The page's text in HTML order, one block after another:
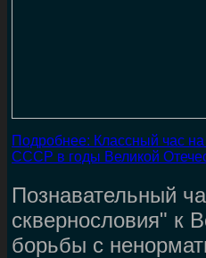
Подробнее: Классный час
СССР в годы Великой
Познавательный
сквернословия" к
борьбы с